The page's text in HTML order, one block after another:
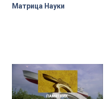
Матрица Науки